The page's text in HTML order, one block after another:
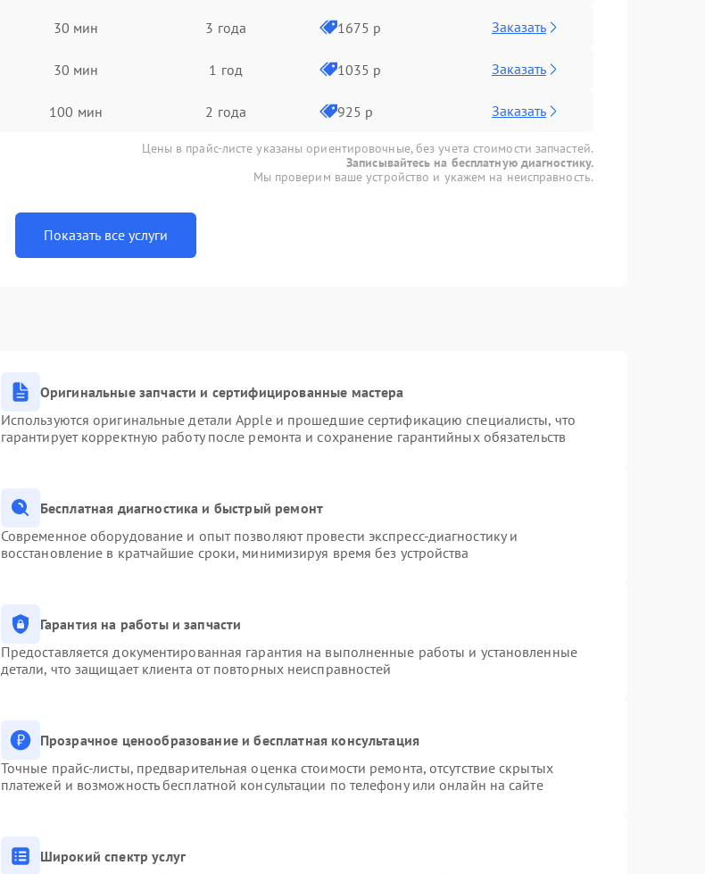
30 мин 3 года 1675 р Заказать
30 мин 1 год 1035 р Заказать
100 мин 2 года 925 р Заказать
Цены в прайс-листе указаны ориентировочные, без учета стоимости запчастей.
Записывайтесь на бесплатную диагностику.
Мы проверим ваше устройство и укажем на неисправность.
Показать все услуги
Оригинальные запчасти и сертифицированные мастера
Используются оригинальные детали Apple и прошедшие сертификацию специалисты, что
гарантирует корректную работу после ремонта и сохранение гарантийных обязательств
Бесплатная диагностика и быстрый ремонт
Современное оборудование и опыт позволяют провести экспресс-диагностику и
восстановление в кратчайшие сроки, минимизируя время без устройства
Гарантия на работы и запчасти
Предоставляется документированная гарантия на выполненные работы и установленные
детали, что защищает клиента от повторных неисправностей
Прозрачное ценообразование и бесплатная консультация
Точные прайс-листы, предварительная оценка стоимости ремонта, отсутствие скрытых
платежей и возможность бесплатной консультации по телефону или онлайн на сайте
Широкий спектр услуг